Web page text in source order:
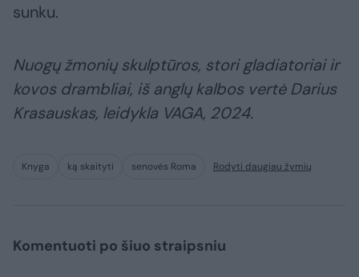
sunku.
Nuogų žmonių skulptūros, stori gladiatoriai ir
kovos drambliai, iš anglų kalbos vertė Darius
Krasauskas, leidykla VAGA, 2024.
Knyga ką skaityti senovės Roma Rodyti daugiau žymių
Komentuoti po šiuo straipsniu